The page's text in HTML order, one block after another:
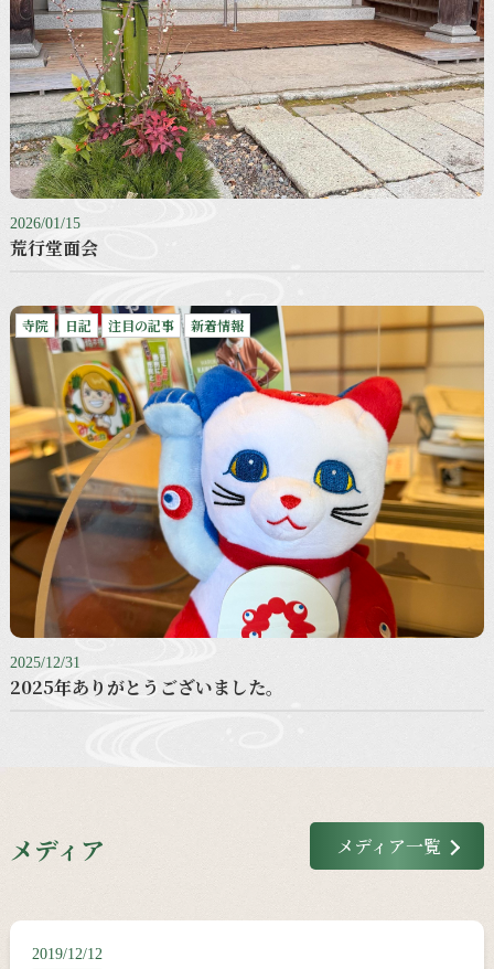
2026/01/15
荒行堂面会
寺院 日記 注目の記事 新着情報
2025/12/31
2025年ありがとうございました。
メディア メディア一覧
2019/12/12